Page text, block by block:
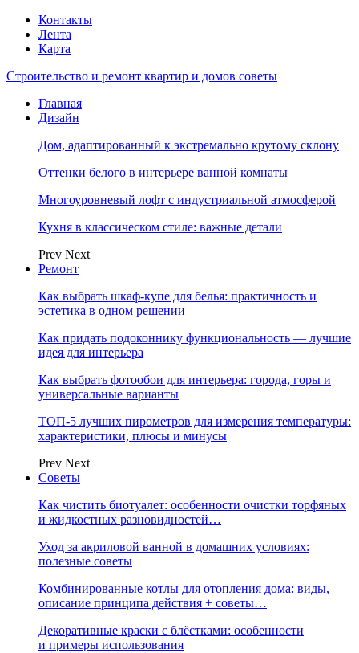
Контакты
Лента
Карта
Строительство и ремонт квартир и домов советы
Главная
Дизайн
Дом, адаптированный к экстремально крутому склону
Оттенки белого в интерьере ванной комнаты
Многоуровневый лофт с индустриальной атмосферой
Кухня в классическом стиле: важные детали
Prev Next
Ремонт
Как выбрать шкаф-купе для белья: практичность и
эстетика в одном решении
Как придать подоконнику функциональность — лучшие
идея для интерьера
Как выбрать фотообои для интерьера: города, горы и
универсальные варианты
ТОП-5 лучших пирометров для измерения температуры:
характеристики, плюсы и минусы
Prev Next
Советы
Как чистить биотуалет: особенности очистки торфяных
и жидкостных разновидностей…
Уход за акриловой ванной в домашних условиях:
полезные советы
Комбинированные котлы для отопления дома: виды,
описание принципа действия + советы…
Декоративные краски с блёстками: особенности
и примеры использования